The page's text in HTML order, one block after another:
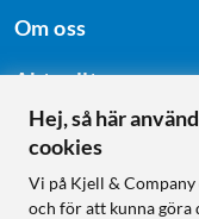
Om oss
Aktuellt
Följ oss
Hej, så här
cookies
Vi på Kjell &
och för att kunna göra